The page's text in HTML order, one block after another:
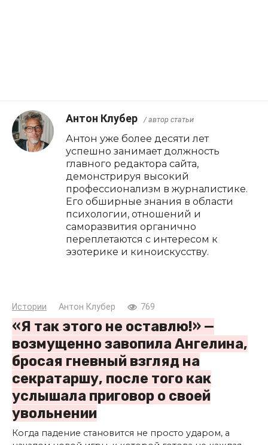
Антон Клубер / автор статьи
Антон уже более десяти лет
успешно занимает должность
главного редактора сайта,
демонстрируя высокий
профессионализм в журналистике.
Его обширные знания в области
психологии, отношений и
саморазвития органично
переплетаются с интересом к
эзотерике и киноискусству.
Истории Антон Клубер 769
«Я так этого не оставлю!» —
возмущенно завопила Ангелина,
бросая гневный взгляд на
секратаршу, после того как
услышала приговор о своей
увольнении
Когда падение становится не просто ударом, а